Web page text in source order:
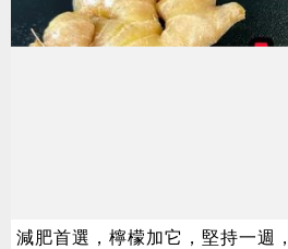
減肥首選，檸檬加它，堅持一週